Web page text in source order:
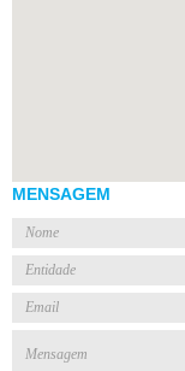
MENSAGEM